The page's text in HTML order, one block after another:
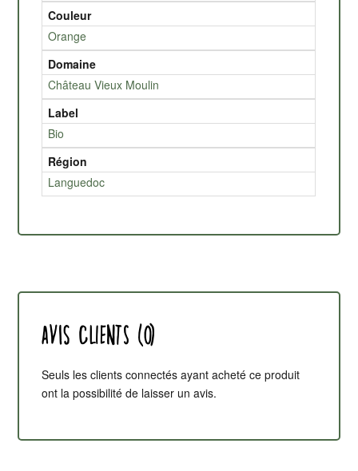
Couleur
Orange
Domaine
Château Vieux Moulin
Label
Bio
Région
Languedoc
Avis clients (0)
Seuls les clients connectés ayant acheté ce produit
ont la possibilité de laisser un avis.